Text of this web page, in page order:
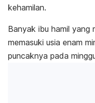
kehamilan.
Banyak ibu hamil yang
memasuki usia enam
puncaknya pada